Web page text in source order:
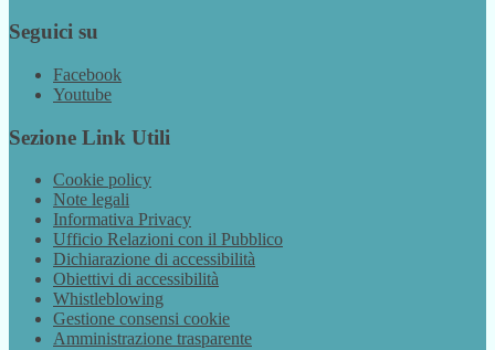
Seguici su
Facebook
Youtube
Sezione Link Utili
Cookie policy
Note legali
Informativa Privacy
Ufficio Relazioni con il Pubblico
Dichiarazione di accessibilità
Obiettivi di accessibilità
Whistleblowing
Gestione consensi cookie
Amministrazione trasparente